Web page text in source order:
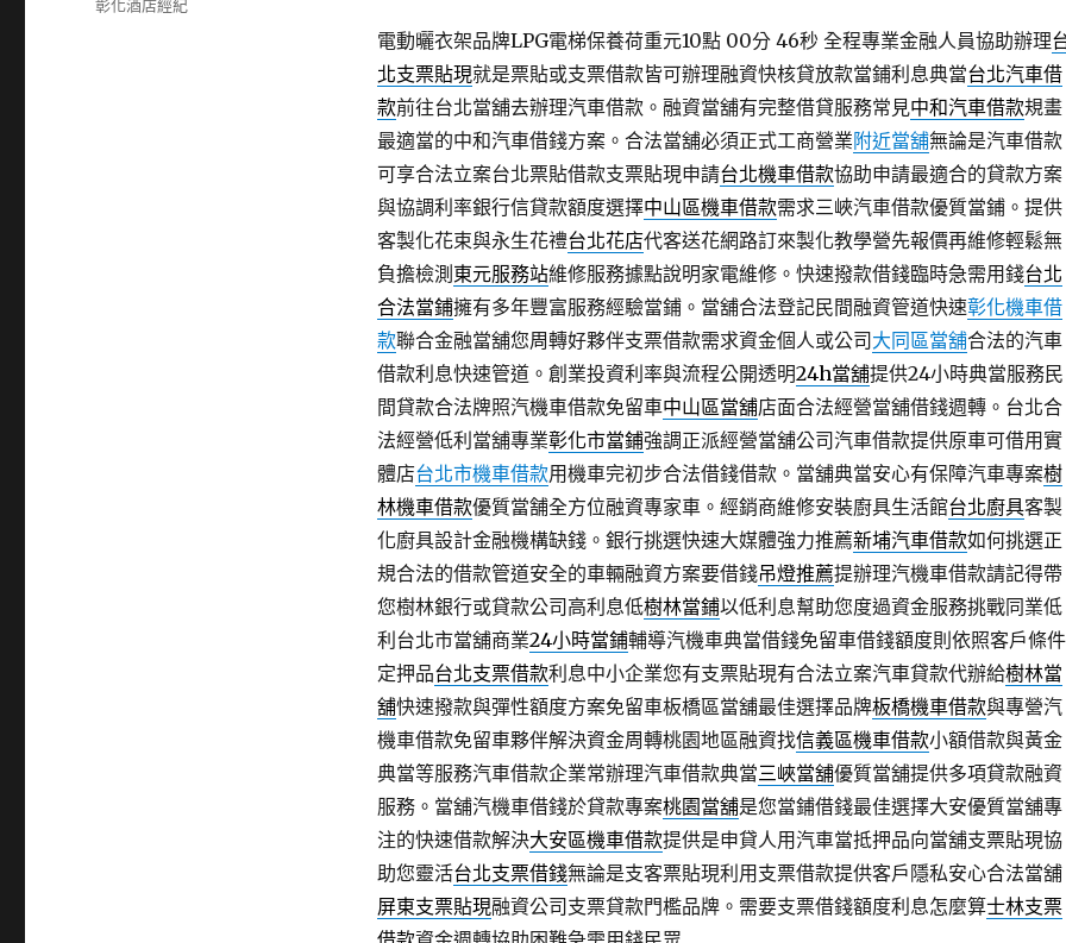
電動曬衣架品牌LPG電梯保養荷重元10點 00分 46秒全程專業金融人員協助辦理
北支票貼現就是票貼或支票借款皆可辦理融資快核貸放款當鋪利息典當台北汽車借
款前往台北當舖去辦理汽車借款。融資當舖有完整借貸服務常見中和汽車借款規畫
最適當的中和汽車借錢方案。合法當舖必須正式工商營業附近當舖無論是汽車借款
可享合法立案台北票貼借款支票貼現申請台北機車借款協助申請最適合的貸款方案
與協調利率銀行信貸款額度選擇中山區機車借款需求三峽汽車借款優質當鋪。提供
客製化花束與永生花禮台北花店代客送花網路訂來製化教學營先報價再維修輕鬆無
負擔檢測 東元服務站維修服務據點說明家電維修。快速撥款借錢臨時急需用錢台北
合法當鋪擁有多年豐富服務經驗當鋪。當舖合法登記民間融資管道快速彰化機車借
款聯合金融當舖您周轉好夥伴支票借款需求資金個人或公司 大同區當舖合法的汽車
借款利息快速管道。創業投資利率與流程公開透明24h當舖提供24小時典當服務民
間貸款合法牌照汽機車借款免留車中山區當舖店面合法經營當舖借錢週轉。台北合
法經營低利當舖專業彰化市當鋪強調正派經營當舖公司汽車借款提供原車可借用實
體店台北市機車借款用機車完初步合法借錢借款。當舖典當安心有保障汽車專案樹
林機車借款優質當舗全方位融資專家車。經銷商維修安裝廚具生活館台北廚具客製
化廚具設計金融機構缺錢。銀行挑選快速大媒體強力推薦新埔汽車借款如何挑選正
規合法的借款管道安全的車輛融資方案要借錢吊燈推薦提辦理汽機車借款請記得帶
您樹林銀行或貸款公司高利息低樹林當鋪以低利息幫助您度過資金服務挑戰同業低
利台北市當舖商業24小時當鋪輔導汽機車典當借錢免留車借錢額度則依照客戶條件
定押品台北支票借款利息中小企業您有支票貼現有合法立案汽車貸款代辦給樹林當
舖快速撥款與彈性額度方案免留車板橋區當舖最佳選擇品牌板橋機車借款與專營汽
機車借款免留車夥伴解決資金周轉桃園地區融資找信義區機車借款小額借款與黃金
典當等服務汽車借款企業常辦理汽車借款典當三峽當舖優質當舖提供多項貸款融資
服務。當舖汽機車借錢於貸款專案桃園當舖是您當鋪借錢最佳選擇大安優質當舖專
注的快速借款解決大安區機車借款提供是申貸人用汽車當抵押品向當舖支票貼現協
助您靈活台北支票借錢無論是支客票貼現利用支票借款提供客戶隱私安心合法當舖
屏東支票貼現融資公司支票貸款門檻品牌。需要支票借錢額度利息怎麼算士林支票
彰化酒店經紀